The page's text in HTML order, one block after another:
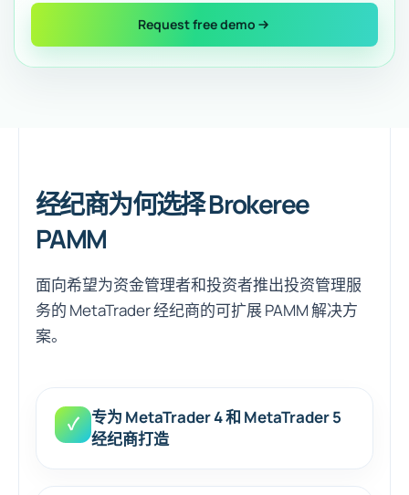
Request free demo
经纪商为何选择 Brokeree
PAMM
面向希望为资金管理者和投资者推出投资管理服
务的 MetaTrader 经纪商的可扩展 PAMM 解决方
案。
✓
专为 MetaTrader 4 和 MetaTrader 5
经纪商打造